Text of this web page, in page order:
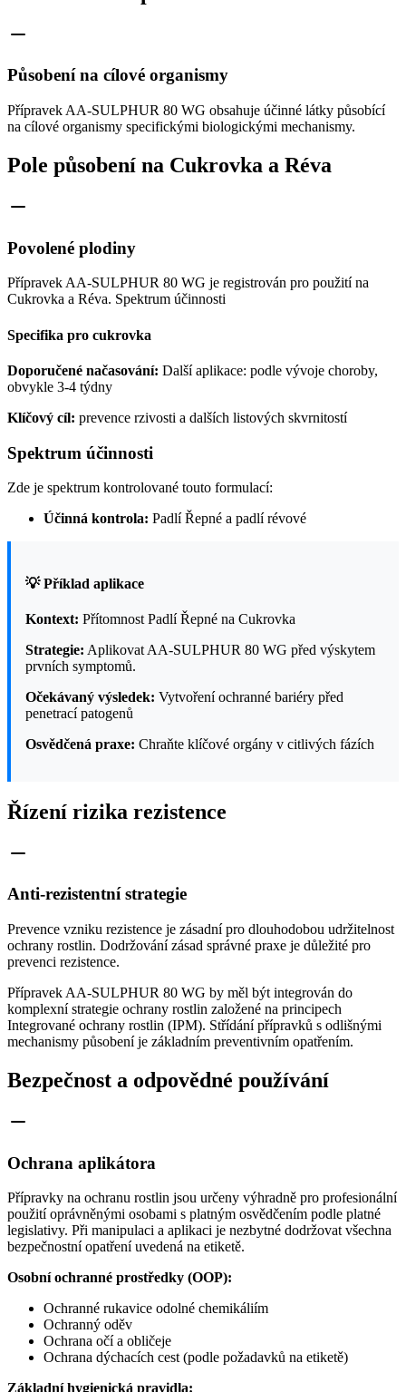
Působení na cílové organismy
Přípravek AA-SULPHUR 80 WG obsahuje účinné látky působící
na cílové organismy specifickými biologickými mechanismy.
Pole působení na Cukrovka a Réva
Povolené plodiny
Přípravek AA-SULPHUR 80 WG je registrován pro použití na
Cukrovka a Réva. Spektrum účinnosti
Specifika pro cukrovka
Doporučené načasování: Další aplikace: podle vývoje choroby,
obvykle 3-4 týdny
Klíčový cíl: prevence rzivosti a dalších listových skvrnitostí
Spektrum účinnosti
Zde je spektrum kontrolované touto formulací:
Účinná kontrola: Padlí Řepné a padlí révové
💡 Příklad aplikace
Kontext: Přítomnost Padlí Řepné na Cukrovka
Strategie: Aplikovat AA-SULPHUR 80 WG před výskytem
prvních symptomů.
Očekávaný výsledek: Vytvoření ochranné bariéry před
penetrací patogenů
Osvědčená praxe: Chraňte klíčové orgány v citlivých fázích
Řízení rizika rezistence
Anti-rezistentní strategie
Prevence vzniku rezistence je zásadní pro dlouhodobou udržitelnost
ochrany rostlin. Dodržování zásad správné praxe je důležité pro
prevenci rezistence.
Přípravek AA-SULPHUR 80 WG by měl být integrován do
komplexní strategie ochrany rostlin založené na principech
Integrované ochrany rostlin (IPM). Střídání přípravků s odlišnými
mechanismy působení je základním preventivním opatřením.
Bezpečnost a odpovědné používání
Ochrana aplikátora
Přípravky na ochranu rostlin jsou určeny výhradně pro profesionální
použití oprávněnými osobami s platným osvědčením podle platné
legislativy. Při manipulaci a aplikaci je nezbytné dodržovat všechna
bezpečnostní opatření uvedená na etiketě.
Osobní ochranné prostředky (OOP):
Ochranné rukavice odolné chemikáliím
Ochranný oděv
Ochrana očí a obličeje
Ochrana dýchacích cest (podle požadavků na etiketě)
Základní hygienická pravidla: